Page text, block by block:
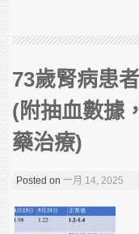
73歲腎病患
(附抽血數據
藥治療)
Posted on一月 14, 2025